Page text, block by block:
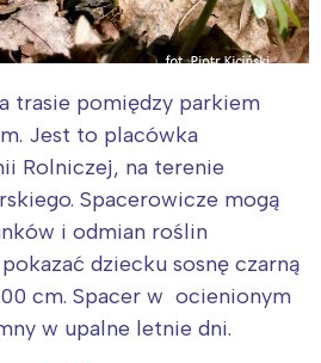
trasie pomiędzy parkiem
Jest to placówka
Rolniczej, na terenie
Spacerowicze mogą
i odmian roślin
dziecku sosnę czarną
cm. Spacer w ocienionym
w upalne letnie dni.